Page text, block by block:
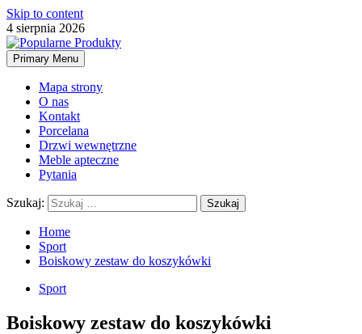
Skip to content
4 sierpnia 2026
Primary Menu
Mapa strony
O nas
Kontakt
Porcelana
Drzwi wewnętrzne
Meble apteczne
Pytania
Szukaj:
Home
Sport
Boiskowy zestaw do koszykówki
Sport
Boiskowy zestaw do koszykówki